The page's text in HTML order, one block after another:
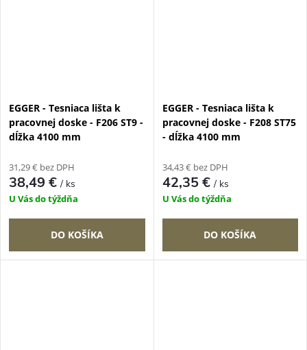
EGGER - Tesniaca lišta k
pracovnej doske - F206 ST9 -
dĺžka 4100 mm
31,29 € bez DPH
38,49 €/ ks
U Vás do týždňa
DO KOŠÍKA
EGGER - Tesniaca lišta k
pracovnej doske - F208 ST75
- dĺžka 4100 mm
34,43 € bez DPH
42,35 €/ ks
U Vás do týždňa
DO KOŠÍKA